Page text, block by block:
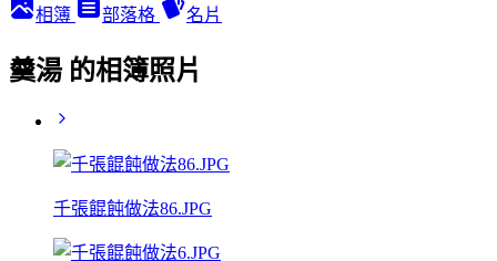
相簿 部落格 名片
羹湯 的相簿照片
千張餛飩做法86.JPG